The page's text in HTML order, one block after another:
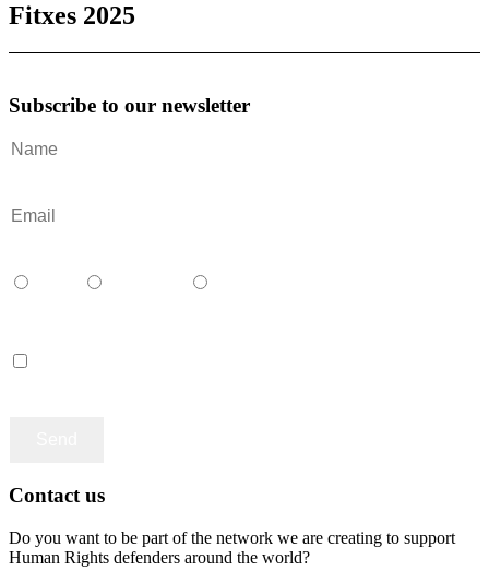
Fitxes 2025
Subscribe to our newsletter
Contact us
Do you want to be part of the network we are creating to support
Human Rights defenders around the world?